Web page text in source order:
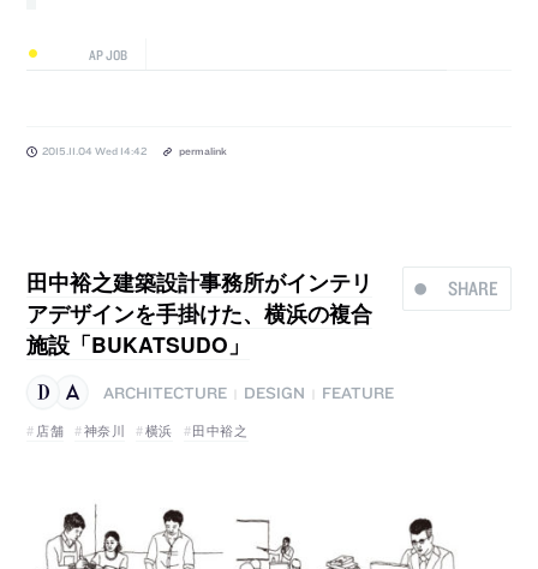
AP JOB
2015.11.04 Wed 14:42 permalink
SHARE
田中裕之建築設計事務所がインテリ
アデザインを手掛けた、横浜の複合
施設「BUKATSUDO」
ARCHITECTURE DESIGN
FEATURE
店舗
神奈川 横浜 田中裕之